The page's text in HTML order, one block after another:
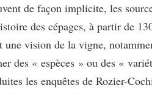
de façon implicite, les
des cépages, à partir de
une vision de la vigne,
des « espèces » ou des «
les enquêtes de Rozier-